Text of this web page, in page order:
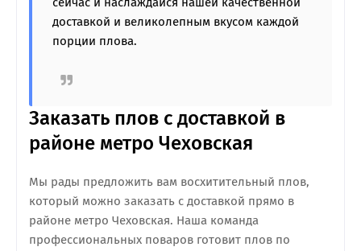
доставкой и великолепным вкусом каждой
порции плова.
Заказать плов с доставкой в
районе метро Чеховская
Мы рады предложить вам восхитительный плов,
который можно заказать с доставкой прямо в
районе метро Чеховская. Наша команда
профессиональных поваров готовит плов по